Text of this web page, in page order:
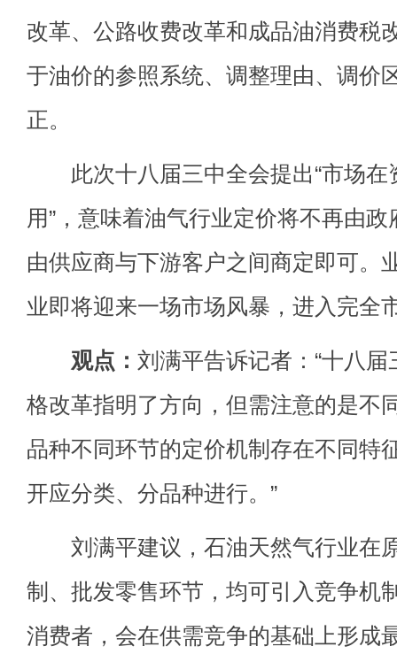
改革、公路收费改革和成品油消费税
于油价的参照系统、调整理由、调价
正。
此次十八届三中全会提出“市场在
用”，意味着油气行业定价将不再由
由供应商与下游客户之间商定即可。
业即将迎来一场市场风暴，进入完全
观点： 刘满平告诉记者：“十八
格改革指明了方向，但需注意的是不
品种不同环节的定价机制存在不同特
开应分类、分品种进行。”
刘满平建议，石油天然气行业在
制、批发零售环节，均可引入竞争机
消费者，会在供需竞争的基础上形成